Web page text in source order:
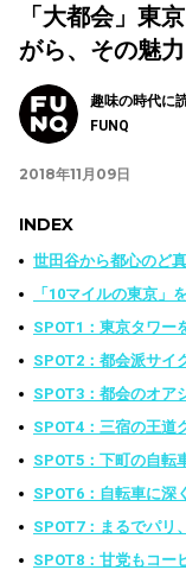
「大都会」東
がら、その魅
趣味の時代に
FUNQ
2018年11月09日
INDEX
世田谷から都心のど
「10マイルの東京」
SPOT1：東京タワー
SPOT2：都会派サイ
SPOT3：都会のオア
SPOT4：三宿の王
SPOT5：下町の自転
SPOT6：自転車に深
SPOT7：まるでパ
SPOT8：甘党もコー